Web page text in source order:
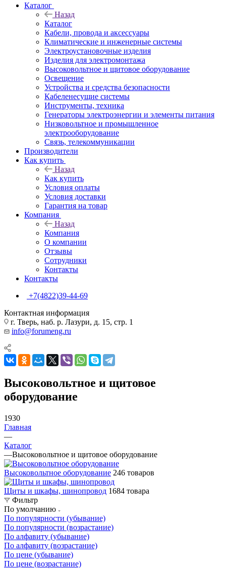
Каталог
Назад
Каталог
Кабели, провода и аксессуары
Климатические и инженерные системы
Электроустановочные изделия
Изделия для электромонтажа
Высоковольтное и щитовое оборудование
Освещение
Устройства и средства безопасности
Кабеленесущие системы
Инструменты, техника
Генераторы электроэнергии и элементы питания
Низковольтное и промышленное
электрооборудование
Связь, телекоммуникации
Производители
Как купить
Назад
Как купить
Условия оплаты
Условия доставки
Гарантия на товар
Компания
Назад
Компания
О компании
Отзывы
Сотрудники
Контакты
Контакты
+7(4822)39-44-69
Контактная информация
г. Тверь, наб. р. Лазури, д. 15, стр. 1
info@forumeng.ru
Высоковольтное и щитовое
оборудование
1930
Главная
—
Каталог
—Высоковольтное и щитовое оборудование
Высоковольтное оборудование 246 товаров
Щиты и шкафы, шинопровод 1684 товара
Фильтр
По умолчанию
По популярности (убывание)
По популярности (возрастание)
По алфавиту (убывание)
По алфавиту (возрастание)
По цене (убывание)
По цене (возрастание)